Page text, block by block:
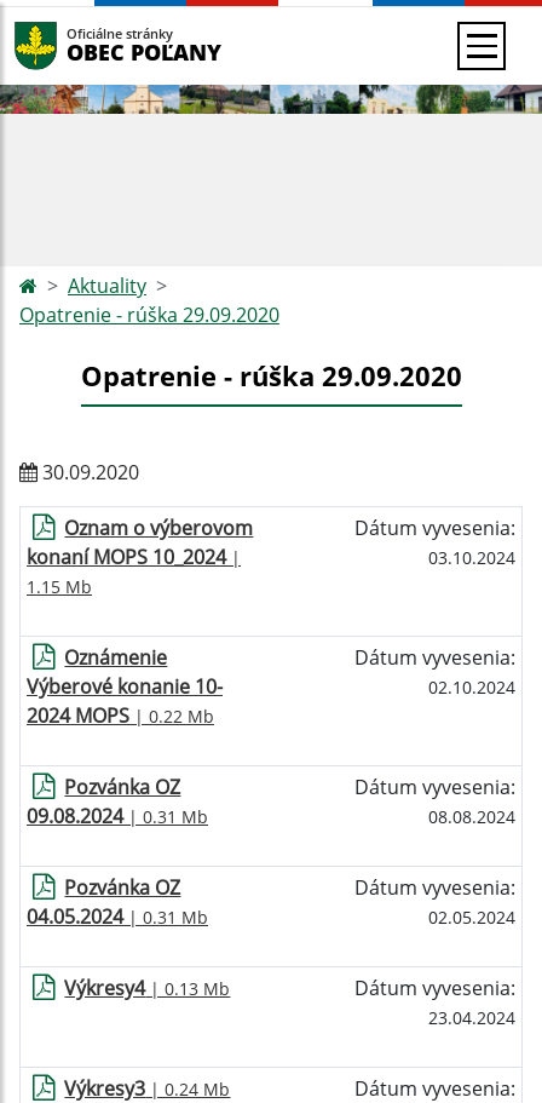
Oficiálne stránky
OBEC POĽANY
Aktuality
Opatrenie - rúška 29.09.2020
Opatrenie - rúška 29.09.2020
30.09.2020
Oznam o výberovom
konaní MOPS 10_2024|
1.15 Mb
Dátum vyvesenia:
03.10.2024
Oznámenie
Výberové konanie 10-
2024 MOPS | 0.22 Mb
Dátum vyvesenia:
02.10.2024
Pozvánka OZ
09.08.2024| 0.31 Mb
Dátum vyvesenia:
08.08.2024
Pozvánka OZ
04.05.2024| 0.31 Mb
Dátum vyvesenia:
02.05.2024
Výkresy4| 0.13 Mb Dátum vyvesenia:
23.04.2024
Výkresy3 | 0.24 Mb Dátum vyvesenia: